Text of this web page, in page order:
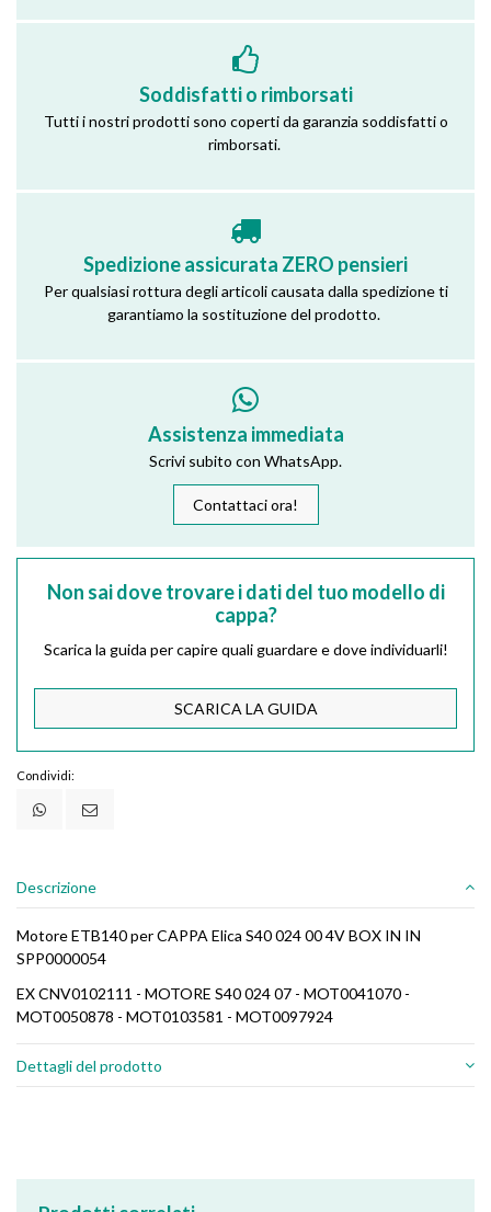
Soddisfatti o rimborsati
Tutti i nostri prodotti sono coperti da garanzia soddisfatti o
rimborsati.
Spedizione assicurata ZERO pensieri
Per qualsiasi rottura degli articoli causata dalla spedizione ti
garantiamo la sostituzione del prodotto.
Assistenza immediata
Scrivi subito con WhatsApp.
Contattaci ora!
Non sai dove trovare i dati del tuo modello di
cappa?
Scarica la guida per capire quali guardare e dove individuarli!
SCARICA LA GUIDA
Condividi:
Descrizione
Motore ETB140 per CAPPA Elica S40 024 00 4V BOX IN IN
SPP0000054
EX CNV0102111 - MOTORE S40 024 07 - MOT0041070 -
MOT0050878 - MOT0103581 - MOT0097924
Dettagli del prodotto